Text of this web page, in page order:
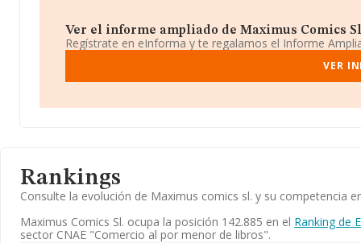
Ver el informe ampliado de Maximus Comics
Regístrate en eInforma y te regalamos el Informe
VER
Rankings
Consulte la evolución de Maximus comics sl. y su competencia
Maximus Comics Sl. ocupa la posición 142.885 en el Ranking de
sector CNAE "Comercio al por menor de libros".